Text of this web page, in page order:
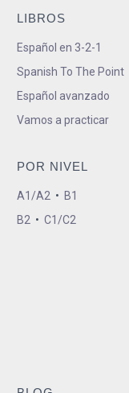
LIBROS
Español en 3-2-1
Spanish To The Point
Español avanzado
Vamos a practicar
POR NIVEL
A1/A2 • B1
B2 • C1/C2